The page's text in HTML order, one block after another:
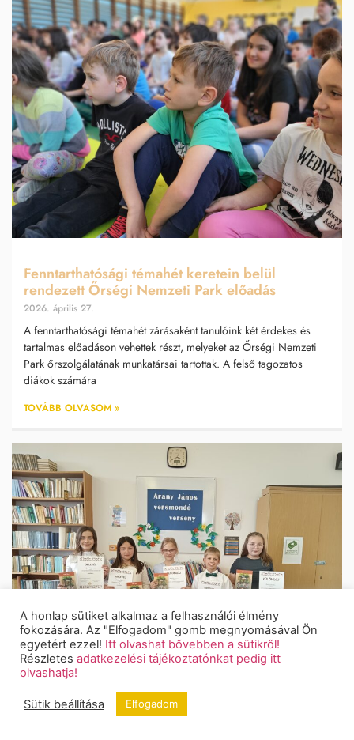
Fenntarthatósági témahét keretein belül
rendezett Őrségi Nemzeti Park előadás
2026. április 27.
A fenntarthatósági témahét zárásaként tanulóink két érdekes és
tartalmas előadáson vehettek részt, melyeket az Őrségi Nemzeti
Park őrszolgálatának munkatársai tartottak. A felső tagozatos
diákok számára
TOVÁBB OLVASOM »
A honlap sütiket alkalmaz a felhasználói élmény
fokozására. Az "Elfogadom" gomb megnyomásával Ön
egyetért ezzel! Itt olvashat bővebben a sütikről!
Részletes adatkezelési tájékoztatónkat pedig itt
olvashatja!
Sütik beállítása Elfogadom